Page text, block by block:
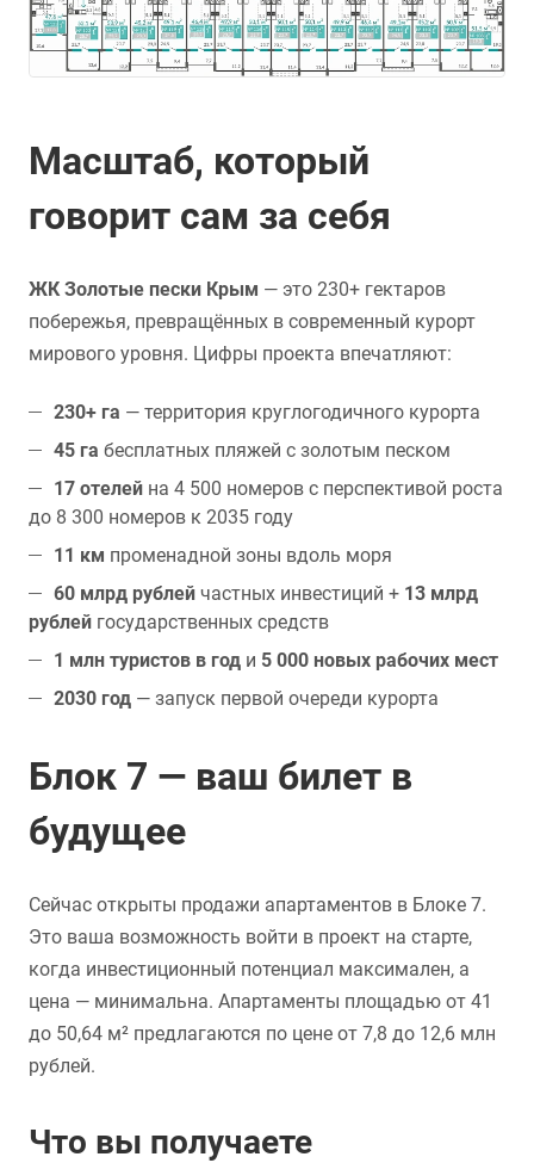
Масштаб, который
говорит сам за себя
ЖК Золотые пески Крым — это 230+ гектаров
побережья, превращённых в современный курорт
мирового уровня. Цифры проекта впечатляют:
230+ га — территория круглогодичного курорта
45 га бесплатных пляжей с золотым песком
17 отелей на 4 500 номеров с перспективой роста
до 8 300 номеров к 2035 году
11 км променадной зоны вдоль моря
60 млрд рублей частных инвестиций + 13 млрд
рублей государственных средств
1 млн туристов в год и 5 000 новых рабочих мест
2030 год — запуск первой очереди курорта
Блок 7 — ваш билет в
будущее
Сейчас открыты продажи апартаментов в Блоке 7.
Это ваша возможность войти в проект на старте,
когда инвестиционный потенциал максимален, а
цена — минимальна. Апартаменты площадью от 41
до 50,64 м² предлагаются по цене от 7,8 до 12,6 млн
рублей.
Что вы получаете